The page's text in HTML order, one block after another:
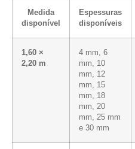
Medida
disponível
Espessuras
disponíveis
1,60 ×
2,20 m
4 mm, 6
mm, 10
mm, 12
mm, 15
mm, 18
mm, 20
mm, 25 mm
e 30 mm